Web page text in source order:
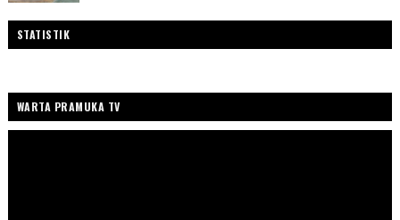
STATISTIK
WARTA PRAMUKA TV